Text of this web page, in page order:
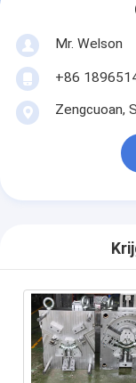
Mr. Welson
+86
Zengcuoan,